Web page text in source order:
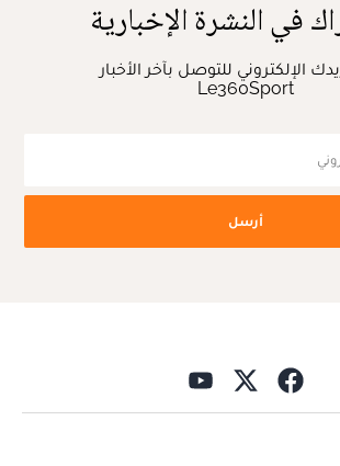
في النشرة الإخبارية
الإلكتروني للتوصل بآخر الأخبار
Le360Sport
أرسل